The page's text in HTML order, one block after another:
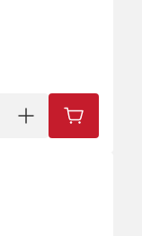
IN DEN